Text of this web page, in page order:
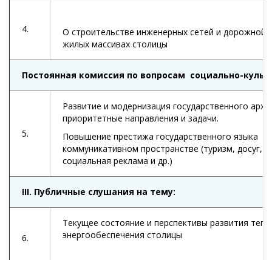
4.
О строительстве инженерных сетей и дорожной
жилых массивах столицы
Постоянная комиссия по вопросам социально-
5.
Развитие и модернизация государственного
приоритетные направления и задачи.
Повышение престижа государственного языка в
коммуникативном пространстве (туризм, досуг,
социальная реклама и др.)
III. Публичные слушания на тему:
6.
Текущее состояние и перспективы развития
энергообеспечения столицы